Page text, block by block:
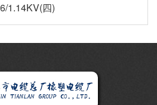
1.14KV(四)